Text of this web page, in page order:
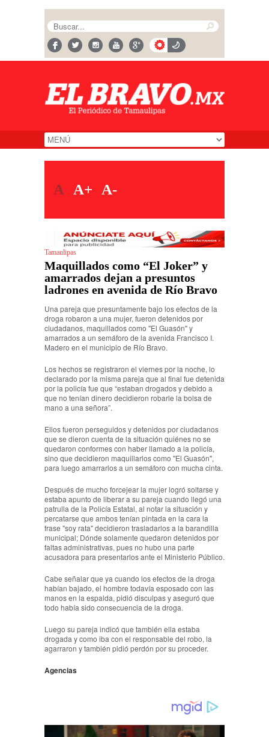
A A+ A-
Tamaulipas
Maquillados como “El Joker” y
amarrados dejan a presuntos
ladrones en avenida de Río Bravo
Una pareja que presuntamente bajo los efectos de la
droga robaron a una mujer, fueron detenidos por
ciudadanos, maquillados como "El Guasón" y
amarrados a un semáforo de la avenida Francisco I.
Madero en el municipio de Río Bravo.
Los hechos se registraron el viernes por la noche, lo
declarado por la misma pareja que al final fue detenida
por la policía fue que “estaban drogados y debido a
que no tenían dinero decidieron robarle la bolsa de
mano a una señora”.
Ellos fueron perseguidos y detenidos por ciudadanos
que se dieron cuenta de la situación quiénes no se
quedaron conformes con haber llamado a la policía,
sino que decidieron maquillarlos como "El Guasón",
para luego amarrarlos a un semáforo con mucha cinta.
Después de mucho forcejear la mujer logró soltarse y
estaba apunto de liberar a su pareja cuando llegó una
patrulla de la Policía Estatal, al notar la situación y
percatarse que ambos tenían pintada en la cara la
frase "soy rata" decidieron trasladarlos a la barandilla
municipal; Dónde solamente quedaron detenidos por
faltas administrativas, pues no hubo una parte
acusadora para presentarlos ante el Ministerio Público.
Cabe señalar que ya cuando los efectos de la droga
habían bajado, el hombre todavía esposado con las
manos en la espalda, pidió disculpas y aseguró que
todo había sido consecuencia de la droga.
Luego su pareja indicó que también ella estaba
drogada y como iba con el responsable del robo, la
agarraron y también pidió perdón por su proceder.
Agencias